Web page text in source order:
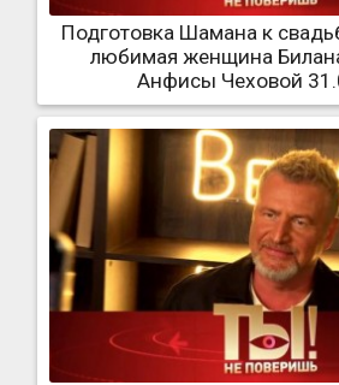
Подготовка Шамана к
любимая женщина
Анфисы Чеховой